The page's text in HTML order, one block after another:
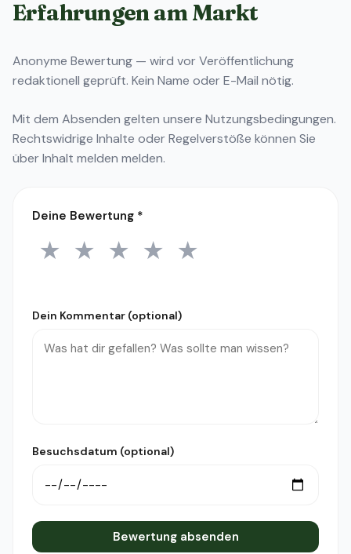
Erfahrungen am Markt
Anonyme Bewertung — wird vor Veröffentlichung
redaktionell geprüft. Kein Name oder E-Mail nötig.
Mit dem Absenden gelten unsere Nutzungsbedingungen.
Rechtswidrige Inhalte oder Regelverstöße können Sie
überInhalt melden melden.
Deine Bewertung *
1 Stern
★ 2 Sterne
★ 3 Sterne
★ 4 Sterne
★ 5 Sterne
★
Dein Kommentar (optional)
Besuchsdatum (optional)
Bewertung absenden